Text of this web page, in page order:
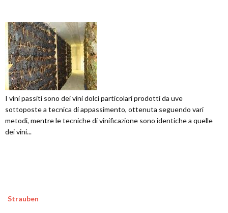
I vini passiti sono dei vini dolci particolari prodotti da uve
sottoposte a tecnica di appassimento, ottenuta seguendo vari
metodi, mentre le tecniche di vinificazione sono identiche a quelle
dei vini...
Strauben